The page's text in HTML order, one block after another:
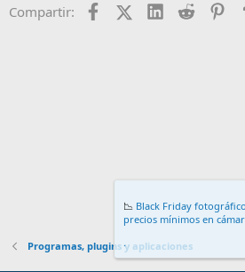
Compartir: FacebookX (Twitter)
LinkedIn
Reddit
Programas, plugins y aplicaciones
📉 Black Friday
precios mínimos en
.